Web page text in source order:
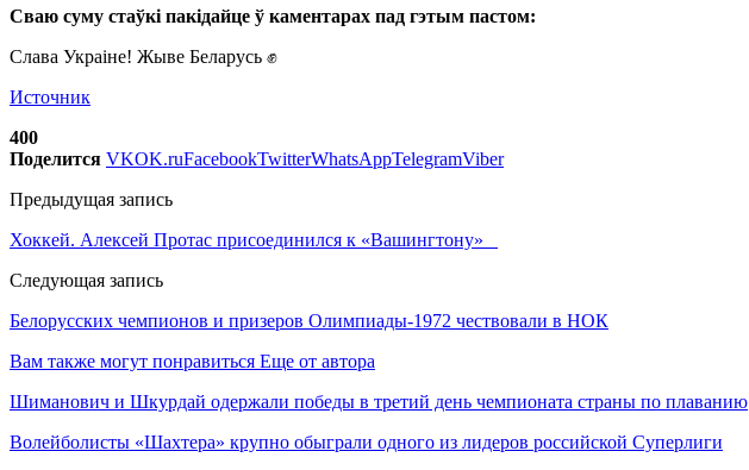
Сваю суму стаўкі пакідайце ў каментарах пад гэтым пастом:
Слава Украіне! Жыве Беларусь ✊
Источник
400
Поделится VKOK.ruFacebookTwitterWhatsAppTelegramViber
Предыдущая запись
Хоккей. Алексей Протас присоединился к «Вашингтону»
Следующая запись
Белорусских чемпионов и призеров Олимпиады-1972 чествовали в НОК
Вам также могут понравиться Еще от автора
Шиманович и Шкурдай одержали победы в третий день чемпионата страны по плаванию
Волейболисты «Шахтера» крупно обыграли одного из лидеров российской Суперлиги